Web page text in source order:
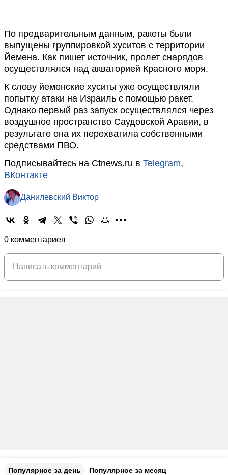
По предварительным данным, ракеты были
выпущены группировкой хуситов с территории
Йемена. Как пишет источник, пролет снарядов
осуществлялся над акваторией Красного моря.
К слову йеменские хуситы уже осуществляли
попытку атаки на Израиль с помощью ракет.
Однако первый раз запуск осуществлялся через
воздушное пространство Саудовской Аравии, в
результате она их перехватила собственными
средствами ПВО.
Подписывайтесь на Ctnews.ru в Telegram,
ВКонтакте
Данилевский Виктор
0 комментариев
Популярное за день Популярное за месяц